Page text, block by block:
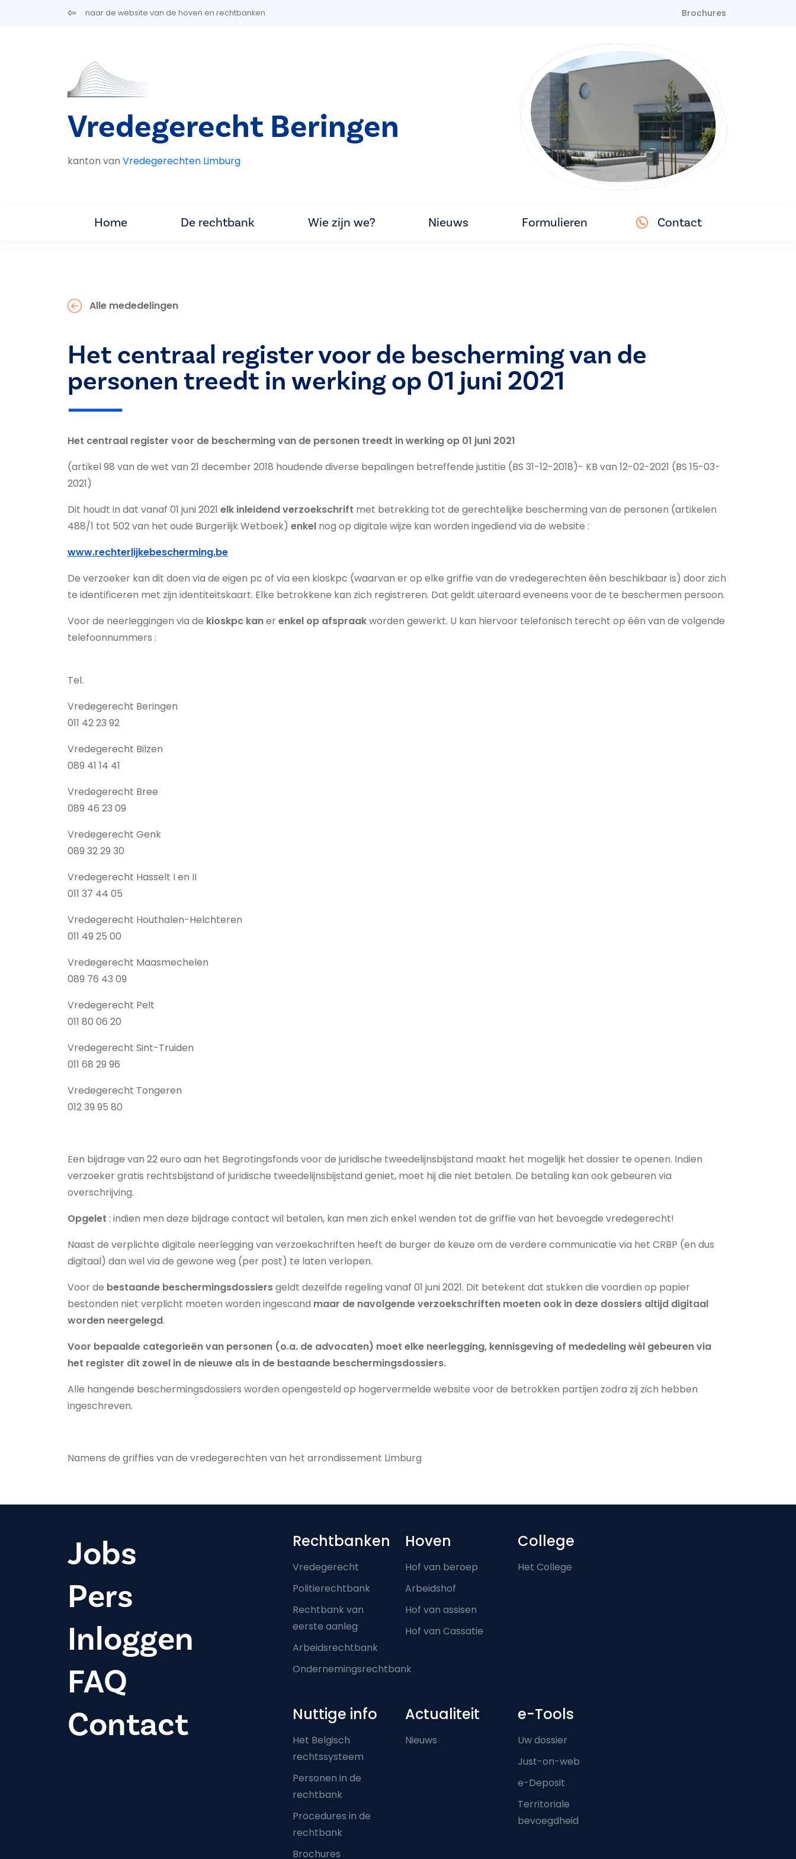
Overslaan en naar de inhoud gaannaar de website van de hoven en rechtbanken Brochures
Vredegerecht Beringen
kanton van Vredegerechten Limburg
Home De rechtbank Wie zijn we? Nieuws Formulieren Contact
Alle mededelingen
Het centraal register voor de bescherming van de
personen treedt in werking op 01 juni 2021
Het centraal register voor de bescherming van de personen treedt in werking op 01 juni 2021
(artikel 98 van de wet van 21 december 2018 houdende diverse bepalingen betreffende justitie (BS 31-12-2018)- KB van 12-02-2021 (BS 15-03-
2021)
Dit houdt in dat vanaf 01 juni 2021 elk inleidend verzoekschrift met betrekking tot de gerechtelijke bescherming van de personen (artikelen
488/1 tot 502 van het oude Burgerlijk Wetboek) enkel nog op digitale wijze kan worden ingediend via de website :
www.rechterlijkebescherming.be
De verzoeker kan dit doen via de eigen pc of via een kioskpc (waarvan er op elke griffie van de vredegerechten één beschikbaar is) door zich
te identificeren met zijn identiteitskaart. Elke betrokkene kan zich registreren. Dat geldt uiteraard eveneens voor de te beschermen persoon.
Voor de neerleggingen via de kioskpc kanerenkel op afspraakworden gewerkt. U kan hiervoor telefonisch terecht op één van de volgende
telefoonnummers :
Tel.
Vredegerecht Beringen
011 42 23 92
Vredegerecht Bilzen
089 41 14 41
Vredegerecht Bree
089 46 23 09
Vredegerecht Genk
089 32 29 30
Vredegerecht Hasselt I en II
011 37 44 05
Vredegerecht Houthalen-Helchteren
011 49 25 00
Vredegerecht Maasmechelen
089 76 43 09
Vredegerecht Pelt
011 80 06 20
Vredegerecht Sint-Truiden
011 68 29 96
Vredegerecht Tongeren
012 39 95 80
Een bijdrage van 22 euro aan het Begrotingsfonds voor de juridische tweedelijnsbijstand maakt het mogelijk het dossier te openen. Indien
verzoeker gratis rechtsbijstand of juridische tweedelijnsbijstand geniet, moet hij die niet betalen. De betaling kan ook gebeuren via
overschrijving.
Opgelet : indien men deze bijdrage contact wil betalen, kan men zich enkel wenden tot de griffie van het bevoegde vredegerecht!
Naast de verplichte digitale neerlegging van verzoekschriften heeft de burger de keuze om de verdere communicatie via het CRBP (en dus
digitaal) dan wel via de gewone weg (per post) te laten verlopen.
Voor de bestaande beschermingsdossiersgeldt dezelfde regeling vanaf 01 juni 2021. Dit betekent dat stukken die voordien op papier
bestonden niet verplicht moeten worden ingescand maar de navolgende verzoekschriften moeten ook in deze dossiers altijd digitaal
worden neergelegd.
Voor bepaalde categorieën van personen (o.a. de advocaten) moet elke neerlegging, kennisgeving of mededeling wèl gebeuren via
het register dit zowel in de nieuwe als in de bestaande beschermingsdossiers.
Alle hangende beschermingsdossiers worden opengesteld op hogervermelde website voor de betrokken partijen zodra zij zich hebben
ingeschreven.
Namens de griffies van de vredegerechten van het arrondissement Limburg
Jobs
Pers
Inloggen
FAQ
Contact
Footer-menu
Rechtbanken
Vredegerecht
Politierechtbank
Rechtbank van
eerste aanleg
Arbeidsrechtbank
Ondernemingsrechtbank
Hoven
Hof van beroep
Arbeidshof
Hof van assisen
Hof van Cassatie
College
Het College
Nuttige info
Het Belgisch
rechtssysteem
Personen in de
rechtbank
Procedures in de
rechtbank
Brochures
Actualiteit
Nieuws
e-Tools
Uw dossier
Just-on-web
e-Deposit
Territoriale
bevoegdheid